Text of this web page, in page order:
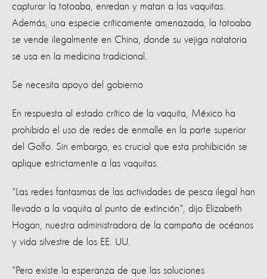
capturar la totoaba, enredan y matan a las vaquitas.
Además, una especie críticamente amenazada, la totoaba
se vende ilegalmente en China, donde su vejiga natatoria
se usa en la medicina tradicional.
Se necesita apoyo del gobierno
En respuesta al estado crítico de la vaquita, México ha
prohibido el uso de redes de enmalle en la parte superior
del Golfo. Sin embargo, es crucial que esta prohibición se
aplique estrictamente a las vaquitas.
"Las redes fantasmas de las actividades de pesca ilegal han
llevado a la vaquita al punto de extinción", dijo Elizabeth
Hogan, nuestra administradora de la campaña de océanos
y vida silvestre de los EE. UU.
"Pero existe la esperanza de que las soluciones